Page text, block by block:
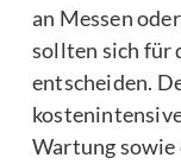
an Messen
sollten sich für
entscheiden.
Wartung sowie